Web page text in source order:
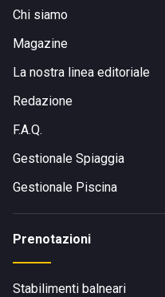
Chi siamo
Magazine
La nostra linea editoriale
Redazione
F.A.Q.
Gestionale Spiaggia
Gestionale Piscina
Prenotazioni
Stabilimenti balneari